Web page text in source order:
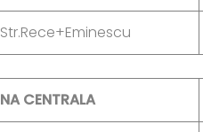
Str.Rece+Eminescu
CENTRALA